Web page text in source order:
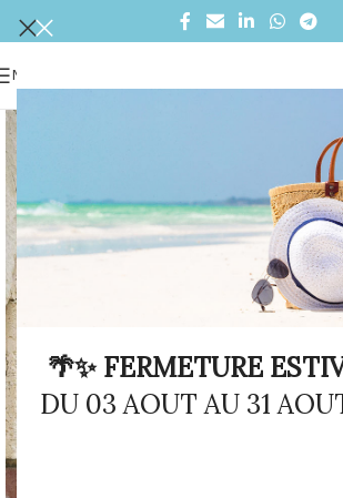
🌴✨ FERMETURE
DU 03 AOUT AU 31
MENU